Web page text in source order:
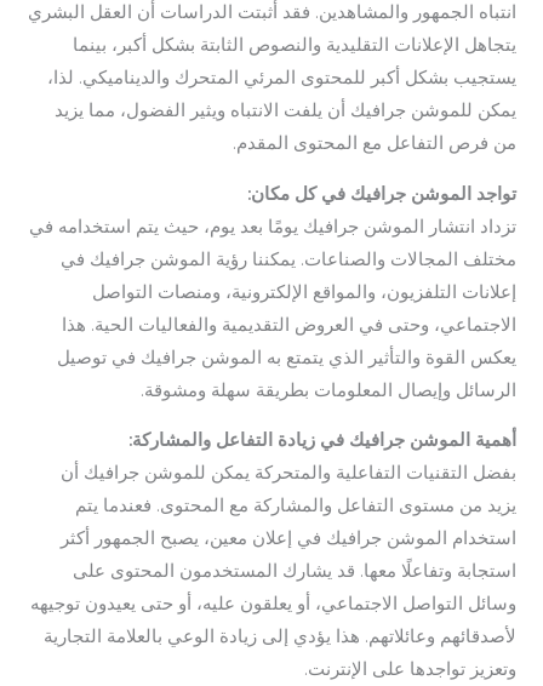
انتباه الجمهور والمشاهدين. فقد أثبتت الدراسات أن العقل البشري
يتجاهل الإعلانات التقليدية والنصوص الثابتة بشكل أكبر، بينما
يستجيب بشكل أكبر للمحتوى المرئي المتحرك والديناميكي. لذا،
يمكن للموشن جرافيك أن يلفت الانتباه ويثير الفضول، مما يزيد
من فرص التفاعل مع المحتوى المقدم.
تواجد الموشن جرافيك في كل مكان:
تزداد انتشار الموشن جرافيك يومًا بعد يوم، حيث يتم استخدامه في
مختلف المجالات والصناعات. يمكننا رؤية الموشن جرافيك في
إعلانات التلفزيون، والمواقع الإلكترونية، ومنصات التواصل
الاجتماعي، وحتى في العروض التقديمية والفعاليات الحية. هذا
يعكس القوة والتأثير الذي يتمتع به الموشن جرافيك في توصيل
الرسائل وإيصال المعلومات بطريقة سهلة ومشوقة.
أهمية الموشن جرافيك في زيادة التفاعل والمشاركة:
بفضل التقنيات التفاعلية والمتحركة يمكن للموشن جرافيك أن
يزيد من مستوى التفاعل والمشاركة مع المحتوى. فعندما يتم
استخدام الموشن جرافيك في إعلان معين، يصبح الجمهور أكثر
استجابة وتفاعلًا معها. قد يشارك المستخدمون المحتوى على
وسائل التواصل الاجتماعي، أو يعلقون عليه، أو حتى يعيدون توجيهه
لأصدقائهم وعائلاتهم. هذا يؤدي إلى زيادة الوعي بالعلامة التجارية
وتعزيز تواجدها على الإنترنت.